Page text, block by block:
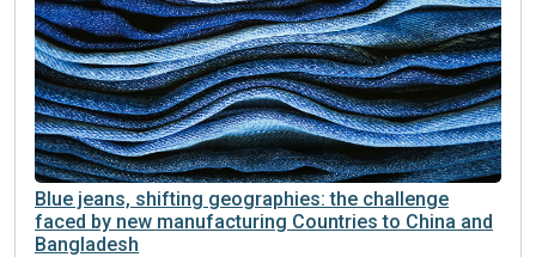
Blue jeans, shifting geographies: the challenge
faced by new manufacturing Countries to China and
Bangladesh